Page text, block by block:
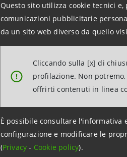
Questo sito utilizza cookie tecnici
comunicazioni pubblicitarie
da un sito web diverso da quello
!
Cliccando sulla [x] di
profilazione. Non
offrirti contenuti in linea
È possibile consultare l'informativa
configurazione e modificare le
(Privacy- Cookie policy).
Informazioni per la stampa
www.farmina.com
Intesa Sanpaolo
Media Relations Banca
https://